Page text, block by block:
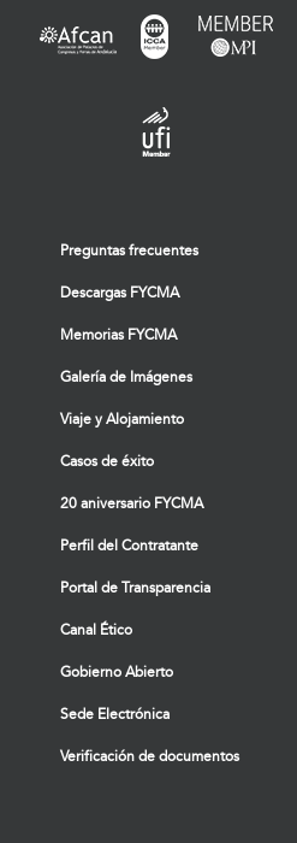
Preguntas frecuentes
Descargas FYCMA
Memorias FYCMA
Galería de Imágenes
Viaje y Alojamiento
Casos de éxito
20 aniversario FYCMA
Perfil del Contratante
Portal de Transparencia
Canal Ético
Gobierno Abierto
Sede Electrónica
Verificación de documentos